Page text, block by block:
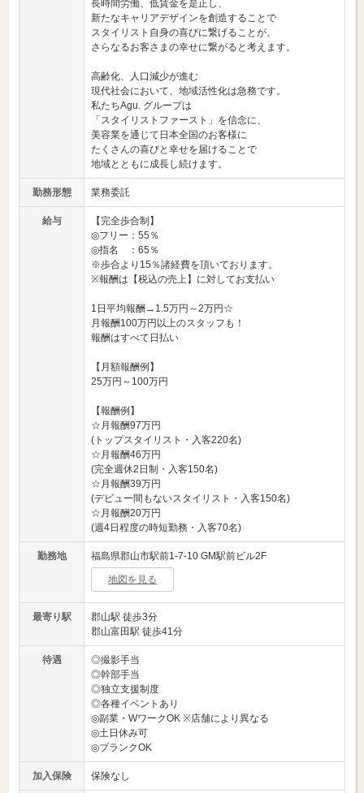
長時間労働、低賃金を是正し、
新たなキャリアデザインを創造することで
スタイリスト自身の喜びに繋げることが、
さらなるお客さまの幸せに繋がると考えます。
高齢化、人口減少が進む
現代社会において、地域活性化は急務です。
私たちAgu. グループは
「スタイリストファースト」を信念に、
美容業を通じて日本全国のお客様に
たくさんの喜びと幸せを届けることで
地域とともに成長し続けます。
勤務形態 業務委託
給与
【完全歩合制】
◎フリー：55％
◎指名 ：65％
※歩合より15％諸経費を頂いております。
※報酬は【税込の売上】に対してお支払い
1日平均報酬→1.5万円～2万円☆
月報酬100万円以上のスタッフも！
報酬はすべて日払い
【月額報酬例】
25万円～100万円
【報酬例】
☆月報酬97万円
(トップスタイリスト・入客220名)
☆月報酬46万円
(完全週休2日制・入客150名)
☆月報酬39万円
(デビュー間もないスタイリスト・入客150名)
☆月報酬20万円
(週4日程度の時短勤務・入客70名)
勤務地 福島県郡山市駅前1-7-10 GM駅前ビル2F
地図を見る
最寄り駅
郡山駅 徒歩3分
郡山富田駅 徒歩41分
待遇
◎撮影手当
◎幹部手当
◎独立支援制度
◎各種イベントあり
◎副業・WワークOK ※店舗により異なる
◎土日休み可
◎ブランクOK
加入保険 保険なし